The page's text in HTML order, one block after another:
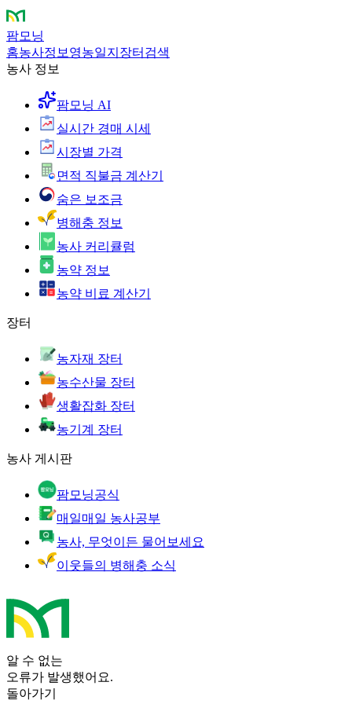
팜모닝
홈농사정보 영농일지 장터 검색
농사 정보
팜모닝 AI
실시간 경매 시세
시장별 가격
면적 직불금 계산기
숨은 보조금
병해충 정보
농사 커리큘럼
농약 정보
농약 비료 계산기
장터
농자재 장터
농수산물 장터
생활잡화 장터
농기계 장터
농사 게시판
팜모닝공식
매일매일 농사공부
농사, 무엇이든 물어보세요
이웃들의 병해충 소식
알 수 없는
오류가 발생했어요.
돌아가기